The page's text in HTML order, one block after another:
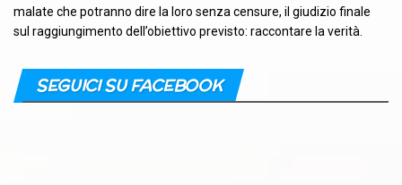
malate che potranno dire la loro senza censure, il giudizio finale
sul raggiungimento dell’obiettivo previsto: raccontare la verità.
SEGUICI SU FACEBOOK